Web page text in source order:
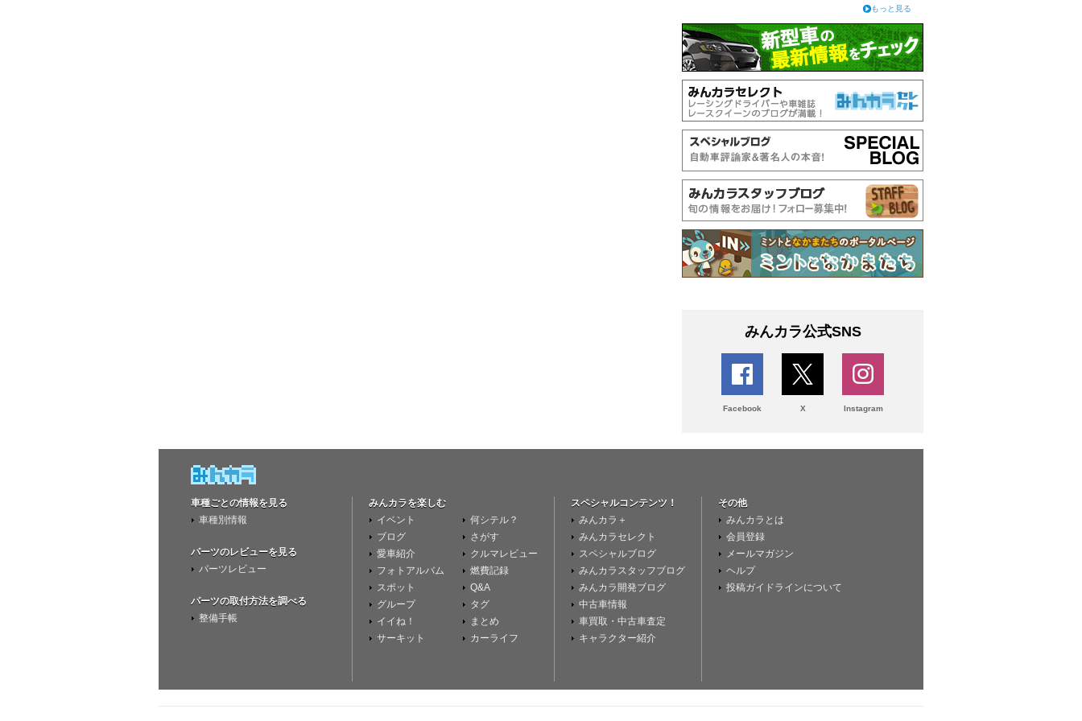
もっと見る
みんカラ公式SNS
Facebook X Instagram
車種ごとの情報を見る
車種別情報
パーツのレビューを見る
パーツレビュー
パーツの取付方法を調べる
整備手帳
みんカラを楽しむ
イベント
ブログ
愛車紹介
フォトアルバム
スポット
グループ
イイね！
サーキット
何シテル？
さがす
クルマレビュー
燃費記録
Q&A
タグ
まとめ
カーライフ
スペシャルコンテンツ！
みんカラ＋
みんカラセレクト
スペシャルブログ
みんカラスタッフブログ
みんカラ開発ブログ
中古車情報
車買取・中古車査定
キャラクター紹介
その他
みんカラとは
会員登録
メールマガジン
ヘルプ
投稿ガイドラインについて